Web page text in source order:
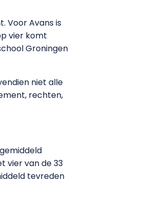
Voor Avans is
vier komt
Groningen
niet alle
rechten,
vier van de 33
tevreden